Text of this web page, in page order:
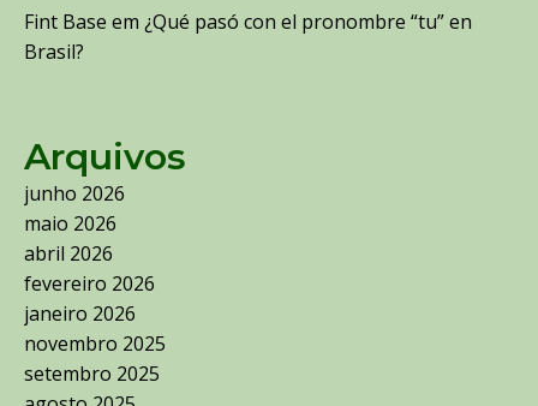
Fint Base em ¿Qué pasó con el pronombre “tu” en
Brasil?
Arquivos
junho 2026
maio 2026
abril 2026
fevereiro 2026
janeiro 2026
novembro 2025
setembro 2025